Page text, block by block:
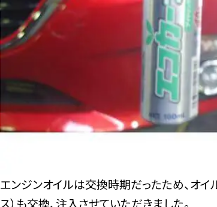
エンジンオイルは交換時期だったため、オ
ス）も交換、注入させていただきました。